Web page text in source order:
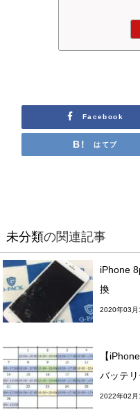
Facebook
はてブ
未分類の関連記事
iPhone
換
2020年03月
【
バッテリ
2022年02月